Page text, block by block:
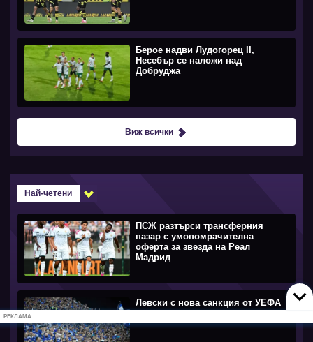
Берое надви Лудогорец II,
Несебър се наложи над
Добруджа
Виж всички
Най-четени
ПСЖ разтърси трансферния
пазар с умопомрачителна
оферта за звезда на Реал
Мадрид
Левски с нова санкция от УЕФА
РЕКЛАМА